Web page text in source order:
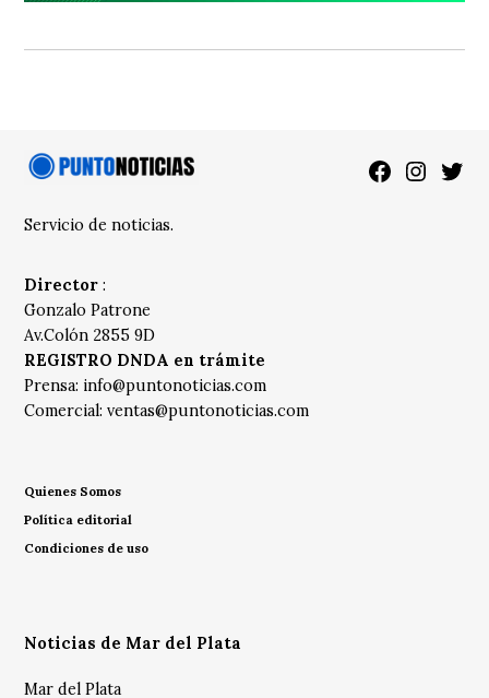
Facebook
Servicio de noticias.
Director :
Gonzalo Patrone
Av.Colón 2855 9D
REGISTRO DNDA en trámite
Prensa: info@puntonoticias.com
Comercial:ventas@puntonoticias.com
Quienes Somos
Política editorial
Condiciones de uso
Noticias de Mar del Plata
Mar del Plata